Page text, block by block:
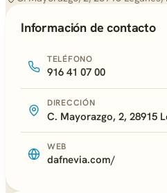
Información de contacto
TELÉFONO
916 41 07 00
DIRECCIÓN
C. Mayorazgo, 2, 28915
WEB
dafnevia.com/